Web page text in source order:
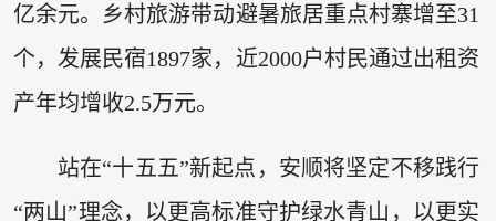
亿余元。乡村旅游带动避暑旅居重点村寨增至31
个，发展民宿1897家，近2000户村民通过出租资
产年均增收2.5万元。
站在“十五五”新起点，安顺将坚定不移践行
“两山”理念，以更高标准守护绿水青山，以更实